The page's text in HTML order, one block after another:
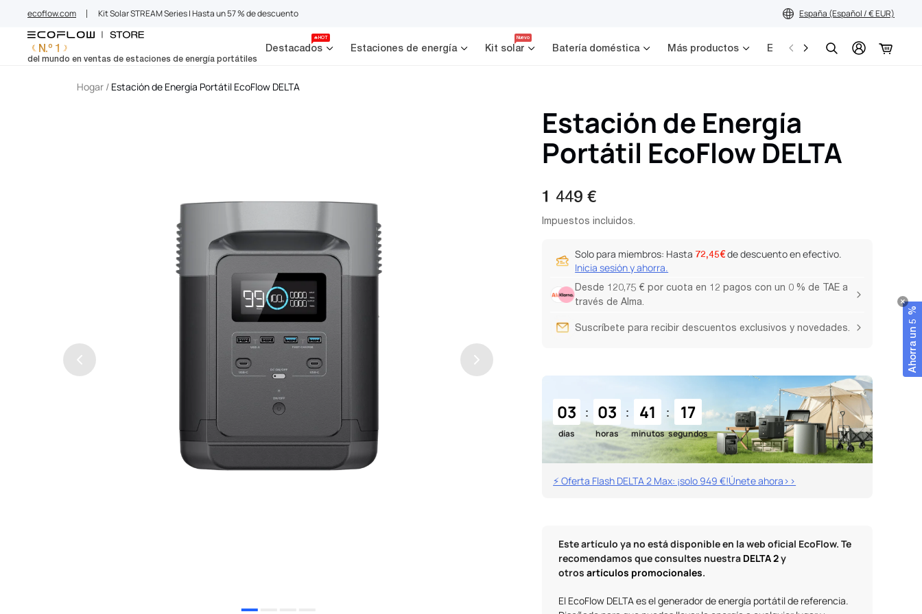
contenido
ecoflow.com Kit Solar STREAM Series | Hasta un 57 % de descuento España (Español / € EUR)
N.º 1
del mundo en ventas de estaciones de energía portátiles
Destacados
🔥HOT
Estaciones de energía Kit solar
Nuevo
Batería doméstica Más productos Escenarios
Servicios
Hogar / Estación de Energía Portátil EcoFlow DELTA
Estación de Energía
Portátil EcoFlow DELTA
Precio
regular
1 449 €
Impuestos incluidos.
Solo para miembros: Hasta 72,45€de descuento en efectivo.
Inicia sesión y ahorra.
Desde 120,75 € por cuota en 12 pagos con un 0 % de TAE a
través de Alma.
Suscríbete para recibir descuentos exclusivos y novedades.
03
días
: 03
horas
: 41
minutos
: 16
segundos
⚡ Oferta Flash DELTA 2 Max: ¡solo 949 €!Únete ahora>>
Este artículo ya no está disponible en la web oficial EcoFlow. Te
recomendamos que consultes nuestra DELTA 2y
otrosartículos promocionales.
El EcoFlow DELTA es el generador de energía portátil de referencia.
Ahorra un 5 %